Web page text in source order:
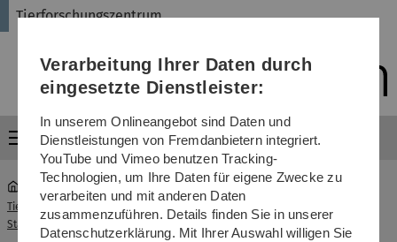
Direkt
Direkt
Direkt
(Sprache,
Drucken,
Media)
Direkt
Direkt
Tierforschungszentrum
Menü
Tierforschungszentrum -
Startseite
...
Verarbeitung Ihrer Daten durch
eingesetzte Dienstleister:
In unserem Onlineangebot sind Daten und
Dienstleistungen von Fremdanbietern integriert.
YouTube und Vimeo benutzen Tracking-
Technologien, um Ihre Daten für eigene Zwecke zu
verarbeiten und mit anderen Daten
zusammenzuführen. Details finden Sie in unserer
Datenschutzerklärung. Mit Ihrer Auswahl willigen Sie